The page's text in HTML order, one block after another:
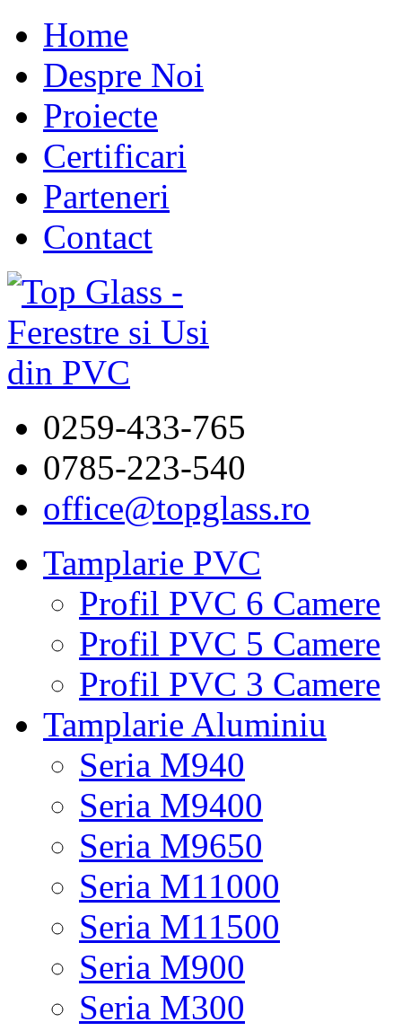
Home
Despre Noi
Proiecte
Certificari
Parteneri
Contact
0259-433-765
0785-223-540
office@topglass.ro
Tamplarie PVC
Profil PVC 6 Camere
Profil PVC 5 Camere
Profil PVC 3 Camere
Tamplarie Aluminiu
Seria M940
Seria M9400
Seria M9650
Seria M11000
Seria M11500
Seria M900
Seria M300